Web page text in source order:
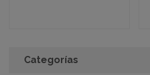
Categorías